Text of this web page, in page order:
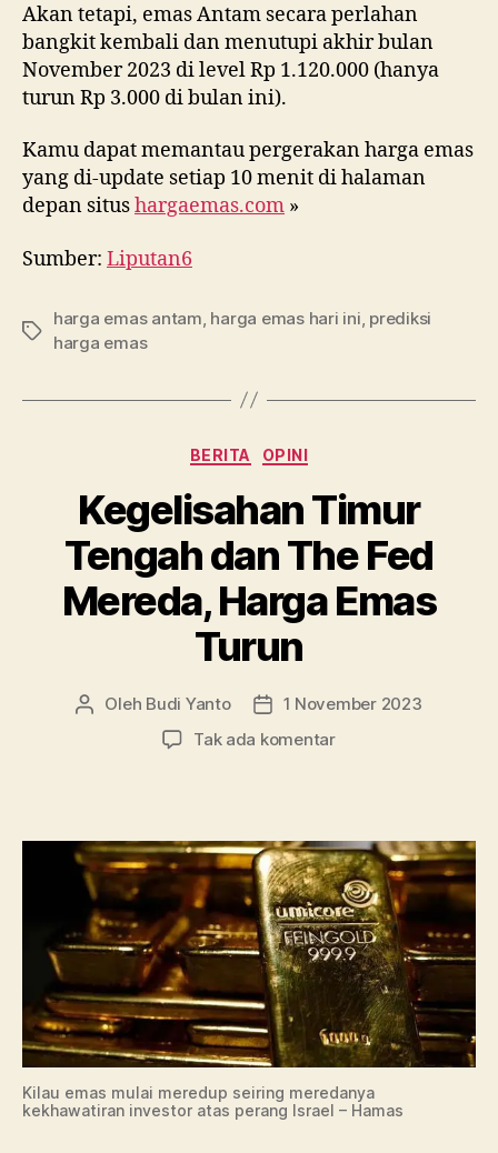
Akan tetapi, emas Antam secara perlahan
bangkit kembali dan menutupi akhir bulan
November 2023 di level Rp 1.120.000 (hanya
turun Rp 3.000 di bulan ini).
Kamu dapat memantau pergerakan harga emas
yang di-update setiap 10 menit di halaman
depan situshargaemas.com »
Sumber: Liputan6
Tag
harga emas antam harga emas hari ini prediksi
harga emas
Kategori
BERITA OPINI
Kegelisahan Timur
Tengah dan The Fed
Mereda, Harga Emas
Turun
Penulis
Oleh Budi Yanto
Tanggal
artikel
1 November 2023
Tak ada komentarpada
dan
The
Fed
Mereda,
Harga
Emas
Turun
Kilau emas mulai meredup seiring meredanya
kekhawatiran investor atas perang Israel – Hamas